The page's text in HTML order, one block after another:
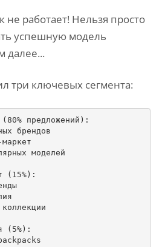
не работает! Нельзя просто
успешную модель
далее...
три ключевых сегмента:
предложений):
(15%):
Известные бренды
(5%):